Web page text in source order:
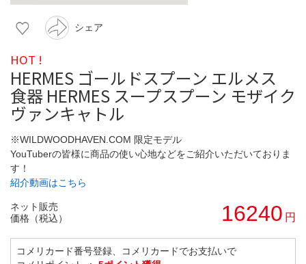
シェア
HOT !
HERMES ゴールドスプーン エルメス
食器 HERMES スープスプーン モザイク
ヴァンキャトル
※WILDWOODHAVEN.COM 限定モデル
YouTuberの皆様に商品の使い心地などをご紹介いただいておりま
す！
紹介動画はこちら
ネット販売
価格（税込）
16240 円
コメリカード番号登録、コメリカードでお支払いで